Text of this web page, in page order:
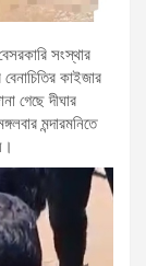
সংস্থার
কাইজার
গেছে দীঘার
মন্দারমনিতে